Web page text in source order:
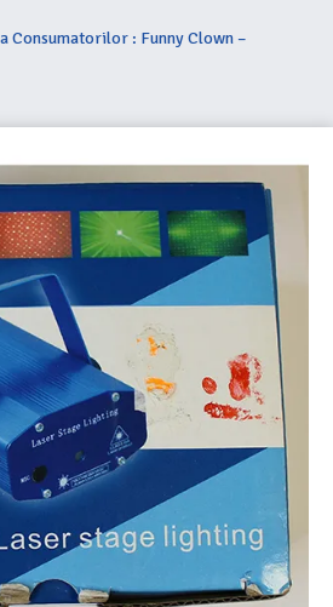
Consumatorilor : Funny Clown –